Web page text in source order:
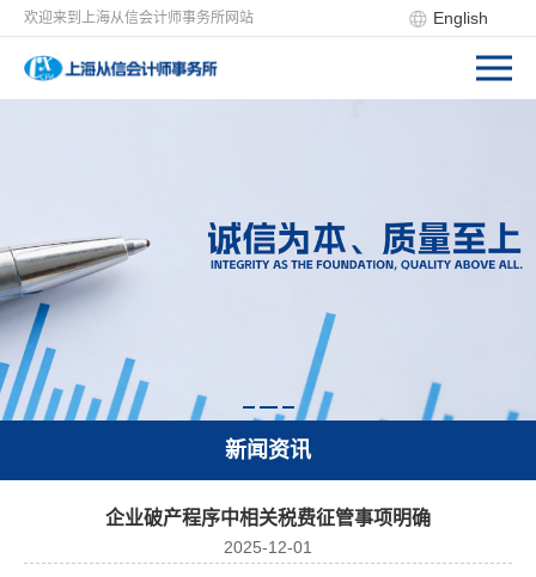
欢迎来到上海从信会计师事务所网站 English
新闻资讯
企业破产程序中相关税费征管事项明确
2025-12-01